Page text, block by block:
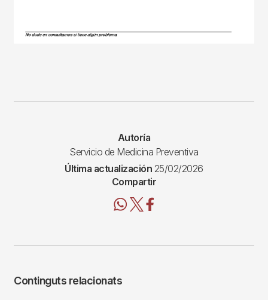
Autoría
Servicio de Medicina Preventiva
Última actualización 25/02/2026
Compartir
Continguts relacionats